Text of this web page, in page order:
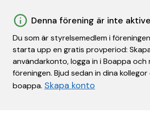
Denna förening är inte
Du som är styrelsemedlem i
starta upp en gratis provperiod:
användarkonto, logga in i Boappa och
föreningen. Bjud sedan in dina
boappa. Skapa konto